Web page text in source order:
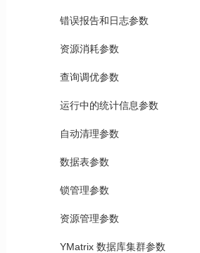
错误报告和日志参数
资源消耗参数
查询调优参数
运行中的统计信息参数
自动清理参数
数据表参数
锁管理参数
资源管理参数
YMatrix 数据库集群参数